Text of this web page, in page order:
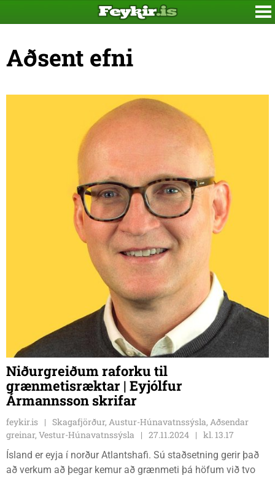
Aðsent efni
Niðurgreiðum raforku til
grænmetisræktar | Eyjólfur
Ármannsson skrifar
feykir.is
Skagafjörður, Austur-Húnavatnssýsla, Aðsendar
greinar, Vestur-Húnavatnssýsla
27.11.2024
kl. 13.17
Ísland er eyja í norður Atlantshafi. Sú staðsetning gerir það
að verkum að þegar kemur að grænmeti þá höfum við tvo